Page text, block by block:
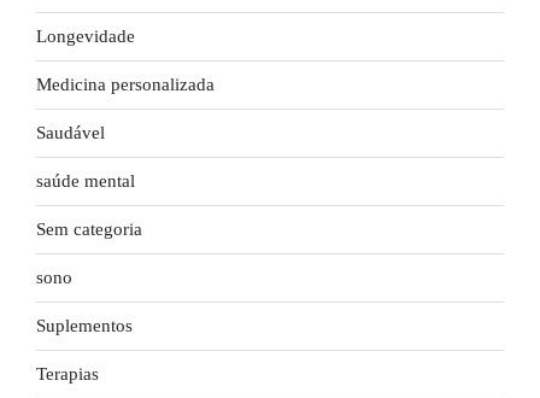
Longevidade
Medicina personalizada
Saudável
saúde mental
Sem categoria
sono
Suplementos
Terapias